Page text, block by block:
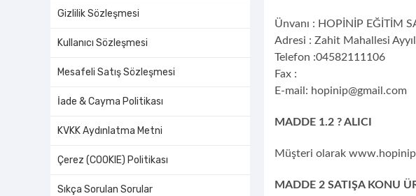
Gizlilik Sözleşmesi
Kullanıcı Sözleşmesi
Mesafeli Satış Sözleşmesi
İade & Cayma Politikası
KVKK Aydınlatma Metni
Çerez (COOKIE) Politikası
Sıkça Sorulan Sorular
Ünvanı : HOPİNİP EĞİTİM
Adresi : Zahit Mahallesi
Telefon :04582111106
Fax :
E-mail: hopinip@gmail.com
MADDE 1.2 ? ALICI
Müşteri olarak
MADDE 2 SATIŞA KONU